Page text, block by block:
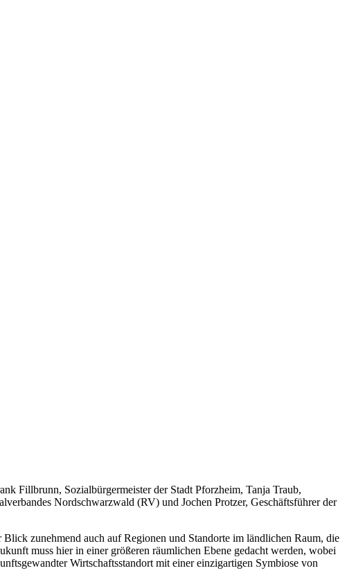
Fillbrunn, Sozialbürgermeister der Stadt Pforzheim, Tanja Traub,
Nordschwarzwald (RV) und Jochen Protzer, Geschäftsführer der
zunehmend auch auf Regionen und Standorte im ländlichen Raum, die
muss hier in einer größeren räumlichen Ebene gedacht werden, wobei
Wirtschaftsstandort mit einer einzigartigen Symbiose von